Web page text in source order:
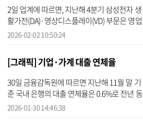
2일 업계에 따르면, 지난해 4분기 삼성전자 생
활가전(DA)·영상디스플레이(VD) 부문은 영업
손실 6000억원을 기록하며 전년 동기 대비 적
2026-02-02 10:50:24
[그래픽] 기업·가계 대출 연체율
30일 금융감독원에 따르면 지난해 11월 말 기
준 국내 은행의 대출 연체율은 0.6%로 전년 동
기 대비 0.08%포인트 상승했다. 전월 대비로도
2026-01-30 14:46:38